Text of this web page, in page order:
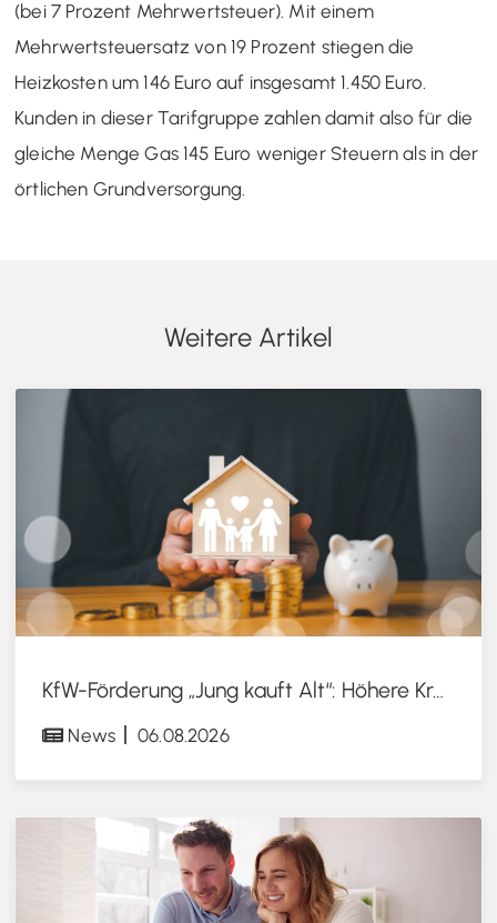
(bei 7 Prozent Mehrwertsteuer). Mit einem
Mehrwertsteuersatz von 19 Prozent stiegen die
Heizkosten um 146 Euro auf insgesamt 1.450 Euro.
Kunden in dieser Tarifgruppe zahlen damit also für die
gleiche Menge Gas 145 Euro weniger Steuern als in der
örtlichen Grundversorgung.
Weitere Artikel
KfW-Förderung „Jung kauft Alt“: Höhere Kredite ab August 2026
News 06.08.2026